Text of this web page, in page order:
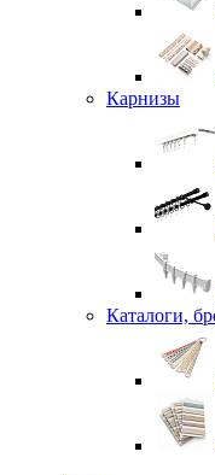
Карнизы
Каталоги,